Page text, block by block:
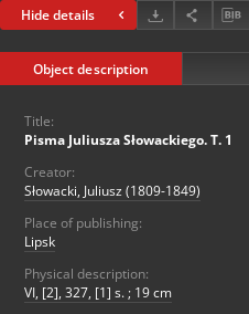
Hide details
Object description
Title:
Pisma Juliusza Słowackiego. T. 1
Creator:
Słowacki, Juliusz (1809-1849)
Place of publishing:
Lipsk
Physical description:
VI, [2], 327, [1] s. ; 19 cm